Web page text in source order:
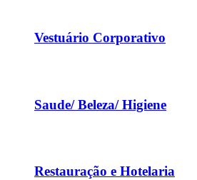
Vestuário Corporativo
Saude/ Beleza/ Higiene
Restauração e Hotelaria